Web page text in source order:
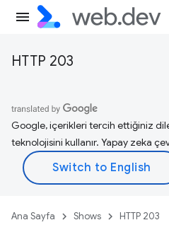
HTTP 203
Google, içerikleri tercih ettiğiniz
teknolojisini kullanır. Yapay zeka
Ana Sayfa Shows HTTP 203